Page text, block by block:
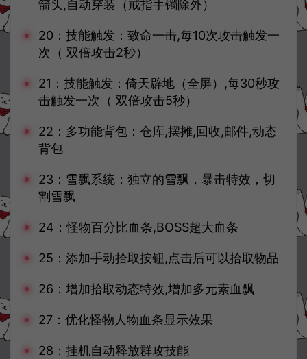
箭头,自动穿装（戒指手镯除外）
20：技能触发：致命一击,每10次攻击触发一
次（ 双倍攻击2秒）
21：技能触发：倚天辟地（全屏）,每30秒攻
击触发一次（ 双倍攻击5秒）
22：多功能背包：仓库,摆摊,回收,邮件,动态
背包
23：雪飘系统：独立的雪飘，暴击特效，切
割雪飘
24：怪物百分比血条,BOSS超大血条
25：添加手动拾取按钮,点击后可以拾取物品
26：增加拾取动态特效,增加多元素血飘
27：优化怪物人物血条显示效果
28：挂机自动释放群攻技能